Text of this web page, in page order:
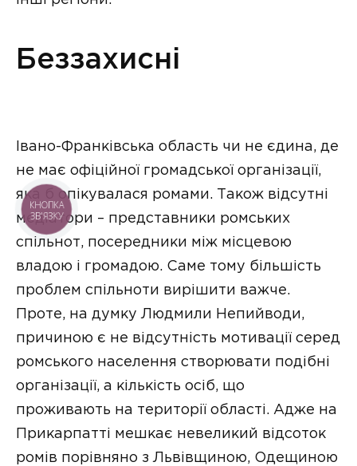
Беззахисні
Івано-Франківська область чи не єдина, де
не має офіційної громадської організації,
яка б опікувалася ромами. Також відсутні
медіатори – представники ромських
спільнот, посередники між місцевою
владою і громадою. Саме тому більшість
проблем спільноти вирішити важче.
Проте, на думку Людмили Непийводи,
причиною є не відсутність мотивації серед
ромського населення створювати подібні
організації, а кількість осіб, що
проживають на території області. Адже на
Прикарпатті мешкає невеликий відсоток
ромів порівняно з Львівщиною, Одещиною